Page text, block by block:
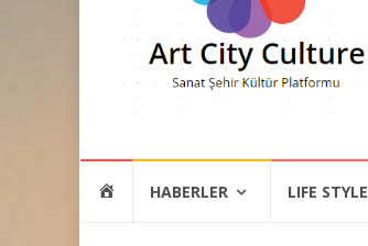
atla
HOMEHABERLER LIFE STYLE